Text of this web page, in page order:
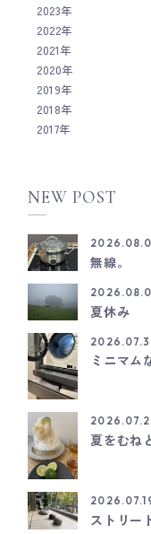
2023年
2022年
2021年
2020年
2019年
2018年
2017年
NEW POST
無線。
夏休み
ミニマム
夏をむね
ストリー